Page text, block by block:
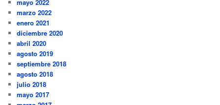
mayo 2022
marzo 2022
enero 2021
diciembre 2020
abril 2020
agosto 2019
septiembre 2018
agosto 2018
julio 2018
mayo 2017